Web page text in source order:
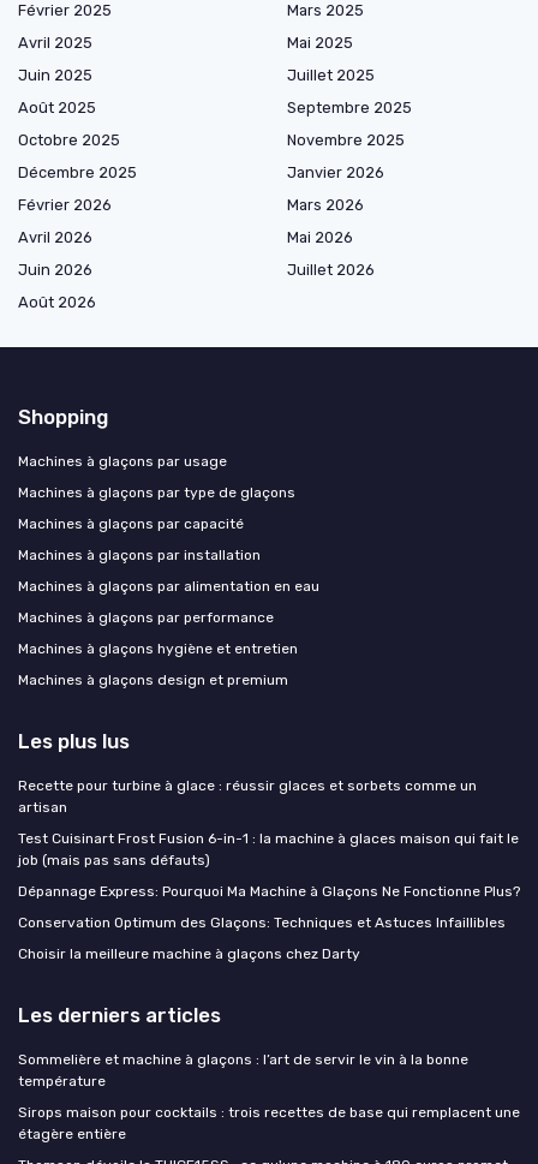
Février 2025
Mars 2025
Avril 2025
Mai 2025
Juin 2025
Juillet 2025
Août 2025
Septembre 2025
Octobre 2025
Novembre 2025
Décembre 2025
Janvier 2026
Février 2026
Mars 2026
Avril 2026
Mai 2026
Juin 2026
Juillet 2026
Août 2026
Shopping
Machines à glaçons par usage
Machines à glaçons par type de glaçons
Machines à glaçons par capacité
Machines à glaçons par installation
Machines à glaçons par alimentation en eau
Machines à glaçons par performance
Machines à glaçons hygiène et entretien
Machines à glaçons design et premium
Les plus lus
Recette pour turbine à glace : réussir glaces et sorbets comme un
artisan
Test Cuisinart Frost Fusion 6-in-1 : la machine à glaces maison qui fait le
job (mais pas sans défauts)
Dépannage Express: Pourquoi Ma Machine à Glaçons Ne Fonctionne Plus?
Conservation Optimum des Glaçons: Techniques et Astuces Infaillibles
Choisir la meilleure machine à glaçons chez Darty
Les derniers articles
Sommelière et machine à glaçons : l’art de servir le vin à la bonne
température
Sirops maison pour cocktails : trois recettes de base qui remplacent une
étagère entière